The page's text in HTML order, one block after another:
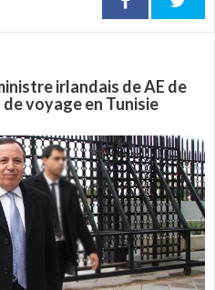
irlandais de AE de
voyage en Tunisie